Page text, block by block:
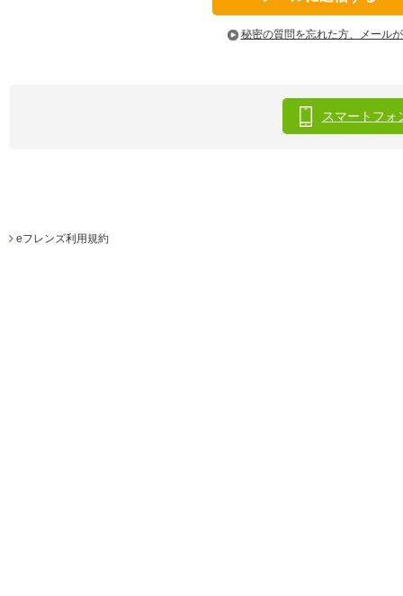
秘密の質問を忘れた方、メール
スマートフォ
eフレンズ利用規約